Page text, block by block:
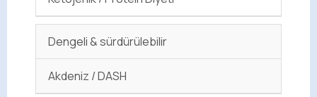
Dengeli & sürdürülebilir
Akdeniz / DASH